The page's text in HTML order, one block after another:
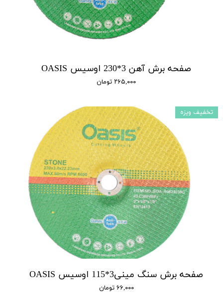
صفحه برش آهن 3*230 اوسیس OASIS
۲۶۵,۰۰۰ تومان
صفحه برش سنگ مینی3*115 اوسیس OASIS
۶۶,۰۰۰ تومان
تخفیف ویزه